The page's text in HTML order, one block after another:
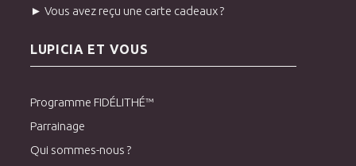
► Vous avez reçu une carte cadeaux ?
LUPICIA ET VOUS
Programme FIDÉLITHÉ™
Parrainage
Qui sommes-nous ?